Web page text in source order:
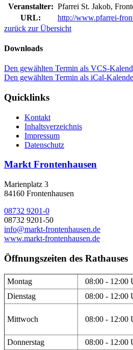
Veranstalter: Pfarrei St. Jakob,
URL:
http://www.pfarrei-
zurück zur Übersicht
Downloads
Den gewählten Termin als VCS-
Den gewählten Termin als iCal-
Quicklinks
Kontakt
Inhaltsverzeichnis
Impressum
Datenschutz
Markt Frontenhausen
Marienplatz 3
84160 Frontenhausen
08732 9201-0
08732 9201-50
info@markt-frontenhausen.de
www.markt-frontenhausen.de
Öffnungszeiten des Rathauses
Montag 08:00 - 12:00
Dienstag
08:00 - 12:00
Mittwoch 08:00 - 12:00
Donnerstag 08:00 - 12:00